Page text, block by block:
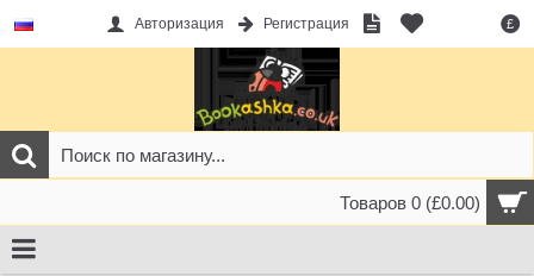
£
Авторизация Регистрация
Товаров 0 (£0.00)